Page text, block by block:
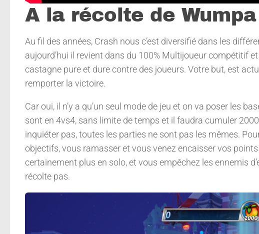
A la récolte de Wumpa
Au fil des années, Crash nous c’est diversifié dans les
aujourd’hui il revient dans du 100% Multijoueur compétitif
castagne pure et dure contre des joueurs. Votre but, est
remporter la victoire.
Car oui, il n’y a qu’un seul mode de jeu et on va poser les
sont en 4vs4, sans limite de temps et il faudra cumuler
inquiéter pas, toutes les parties ne sont pas les mêmes.
objectifs, vous ramasser et vous venez encaisser vos
certainement plus en solo, et vous empêchez les ennemis
récolte pas.